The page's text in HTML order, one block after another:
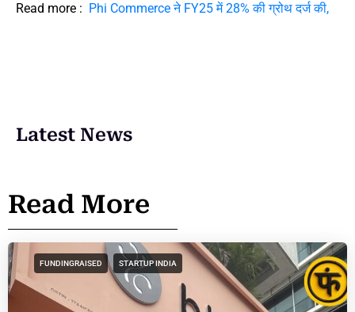
Read more : Phi Commerce ने FY25 में 28% की ग्रोथ दर्ज की,
Latest News
Read More
FUNDINGRAISED STARTUP INDIA